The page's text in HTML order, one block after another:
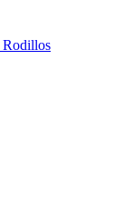
Rodillos